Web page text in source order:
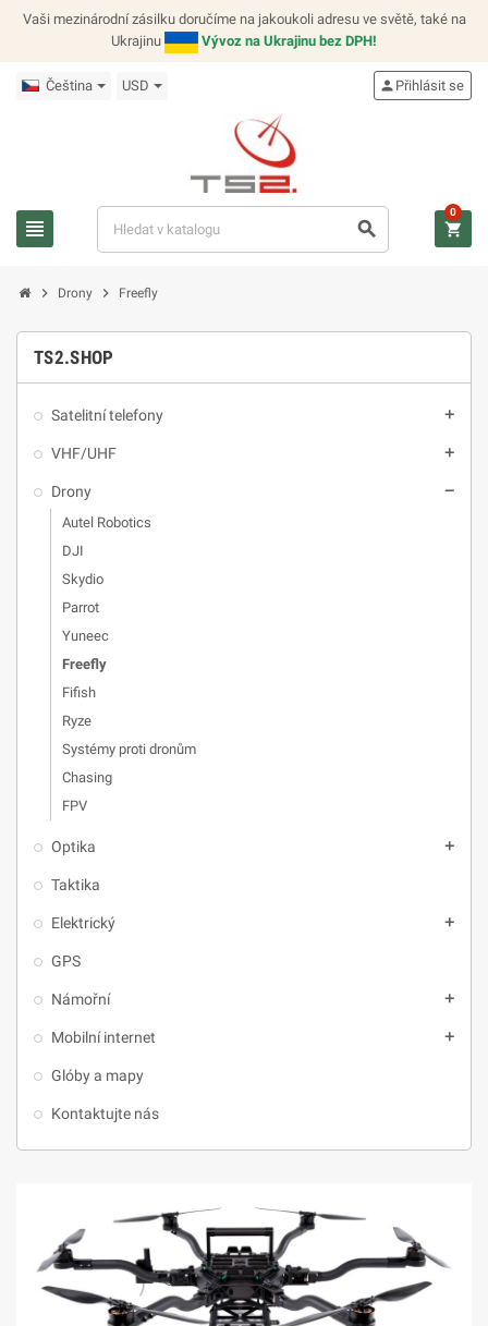
Vaši mezinárodní zásilku doručíme na jakoukoli adresu ve světě, také na
Ukrajinu
Vývoz na Ukrajinu bez DPH!
Čeština USD
view_headline search
person Přihlásit se
shopping_cart
0
chevron_right Drony chevron_right Freefly
TS2.SHOP
Satelitní telefony add
VHF/UHF add
Drony remove
Autel Robotics
DJI
Skydio
Parrot
Yuneec
Freefly
Fifish
Ryze
Systémy proti dronům
Chasing
FPV
Optika add
Taktika
Elektrický add
GPS
Námořní add
Mobilní internet add
Glóby a mapy
Kontaktujte nás